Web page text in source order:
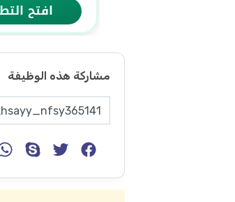
مشاركة هذه الوظيفة